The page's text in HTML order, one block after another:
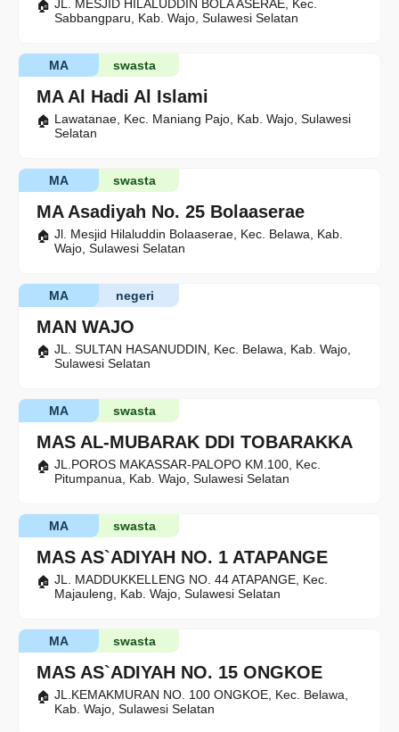
JL. MESJID HILALUDDIN BOLA ASERAE, Kec.
Sabbangparu, Kab. Wajo, Sulawesi Selatan
MA Al Hadi Al Islami
swasta
MA
Lawatanae, Kec. Maniang Pajo, Kab. Wajo, Sulawesi
Selatan
MA Asadiyah No. 25 Bolaaserae
swasta
MA
Jl. Mesjid Hilaluddin Bolaaserae, Kec. Belawa, Kab.
Wajo, Sulawesi Selatan
MAN WAJO
negeri
MA
JL. SULTAN HASANUDDIN, Kec. Belawa, Kab. Wajo,
Sulawesi Selatan
MAS AL-MUBARAK DDI TOBARAKKA
swasta
MA
JL.POROS MAKASSAR-PALOPO KM.100, Kec.
Pitumpanua, Kab. Wajo, Sulawesi Selatan
MAS AS`ADIYAH NO. 1 ATAPANGE
swasta
MA
JL. MADDUKKELLENG NO. 44 ATAPANGE, Kec.
Majauleng, Kab. Wajo, Sulawesi Selatan
MAS AS`ADIYAH NO. 15 ONGKOE
swasta
MA
JL.KEMAKMURAN NO. 100 ONGKOE, Kec. Belawa,
Kab. Wajo, Sulawesi Selatan